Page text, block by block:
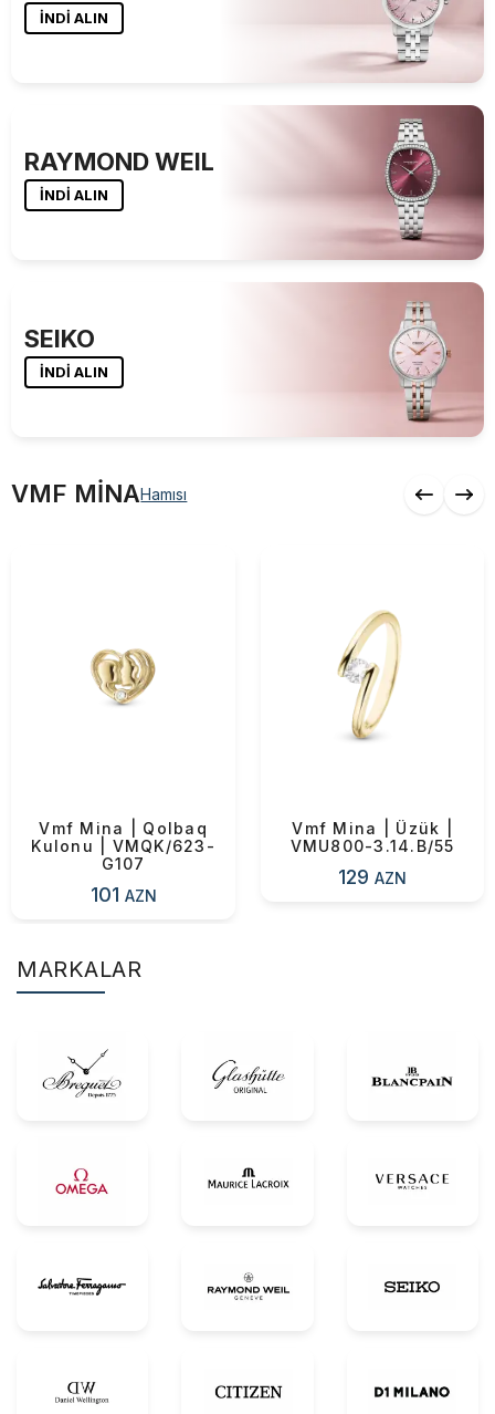
İNDİ ALIN
RAYMOND WEIL
İNDİ ALIN
SEIKO
İNDİ ALIN
VMF MİNAHamısı
Vmf Mina | Qolbaq
Kulonu | VMQK/623-
G107
101 AZN
Vmf Mina | Üzük |
VMU800-3.14.B/55
129AZN
MARKALAR